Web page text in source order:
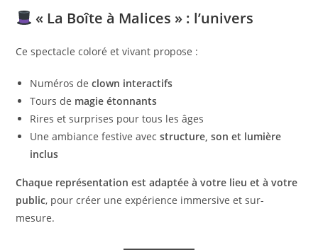
« La Boîte à Malices » : l’univers
Ce spectacle coloré et vivant propose :
Numéros declown interactifs
Tours de magie étonnants
Rires et surprises pour tous les âges
Une ambiance festive avecstructure, son et lumière
inclus
Chaque représentation est adaptée à votre lieu et à votre
public, pour créer une expérience immersive et sur-
mesure.